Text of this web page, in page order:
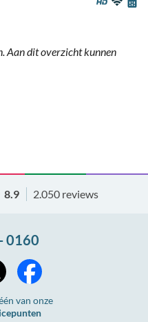
Aan dit overzicht kunnen
8.9 2.050 reviews
0160
van onze